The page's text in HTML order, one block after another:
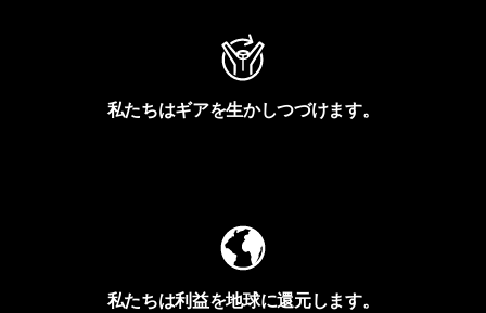
私たちはギアを生かしつづけます。
私たちは利益を地球に還元します。